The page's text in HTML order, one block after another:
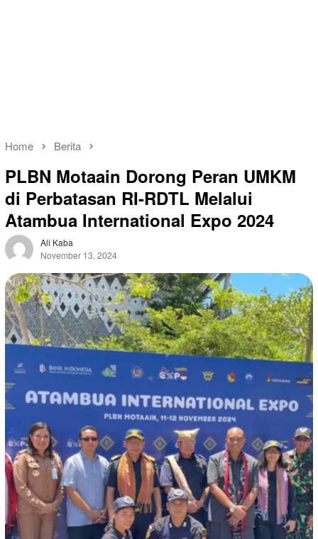
Home Berita
PLBN Motaain Dorong Peran UMKM
di Perbatasan RI-RDTL Melalui
Atambua International Expo 2024
Ali Kaba
November 13, 2024